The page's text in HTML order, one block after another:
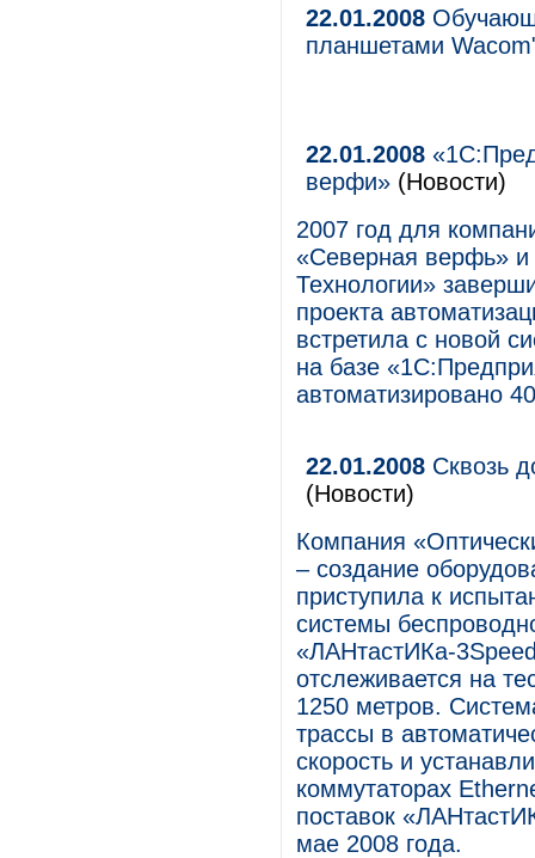
22.01.2008
планшетами
22.01.2008
верфи» (Новости)
2007 год для
«Северная верфь»
Технологии»
проекта
встретила с новой
на базе
автоматизировано
22.01.2008 Сквозь
(Новости)
Компания
– создание
приступила к
системы
«ЛАНтастИКа-
отслеживается на
1250 метров.
трассы в
скорость и
коммутаторах
поставок
мае 2008 года.